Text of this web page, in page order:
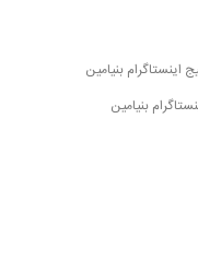
اینستاگرام بنیامین
بنیامین